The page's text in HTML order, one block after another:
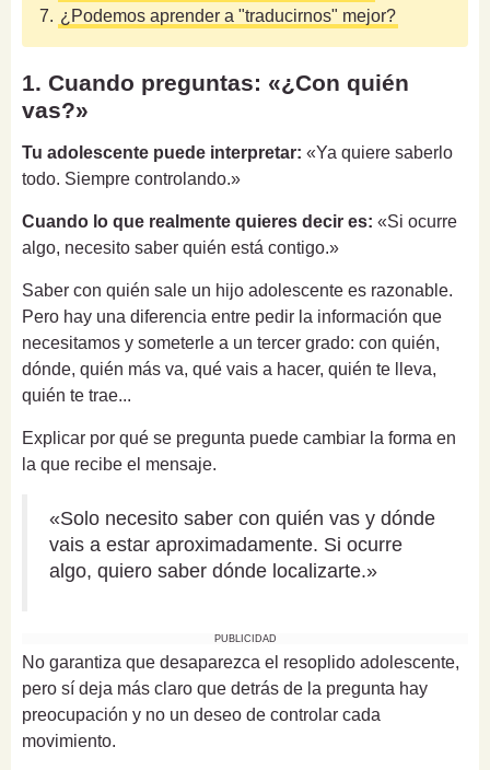
7. ¿Podemos aprender a "traducirnos" mejor?
1. Cuando preguntas: «¿Con quién
vas?»
Tu adolescente puede interpretar: «Ya quiere saberlo
todo. Siempre controlando.»
Cuando lo que realmente quieres decir es: «Si ocurre
algo, necesito saber quién está contigo.»
Saber con quién sale un hijo adolescente es razonable.
Pero hay una diferencia entre pedir la información que
necesitamos y someterle a un tercer grado: con quién,
dónde, quién más va, qué vais a hacer, quién te lleva,
quién te trae...
Explicar por qué se pregunta puede cambiar la forma en
la que recibe el mensaje.
«Solo necesito saber con quién vas y dónde
vais a estar aproximadamente. Si ocurre
algo, quiero saber dónde localizarte.»
PUBLICIDAD
No garantiza que desaparezca el resoplido adolescente,
pero sí deja más claro que detrás de la pregunta hay
preocupación y no un deseo de controlar cada
movimiento.